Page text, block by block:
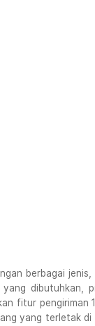
berbagai
dibutuhkan,
fitur pengiriman
yang terletak